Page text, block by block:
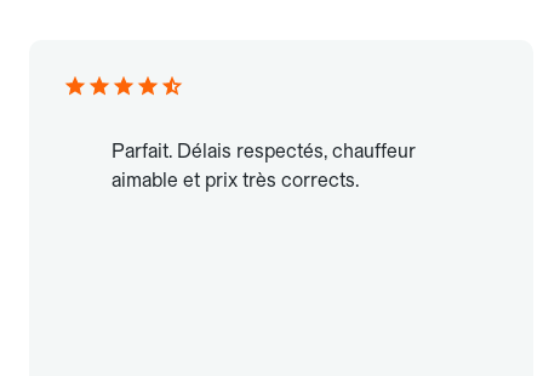
Parfait. Délais respectés, chauffeur
aimable et prix très corrects.